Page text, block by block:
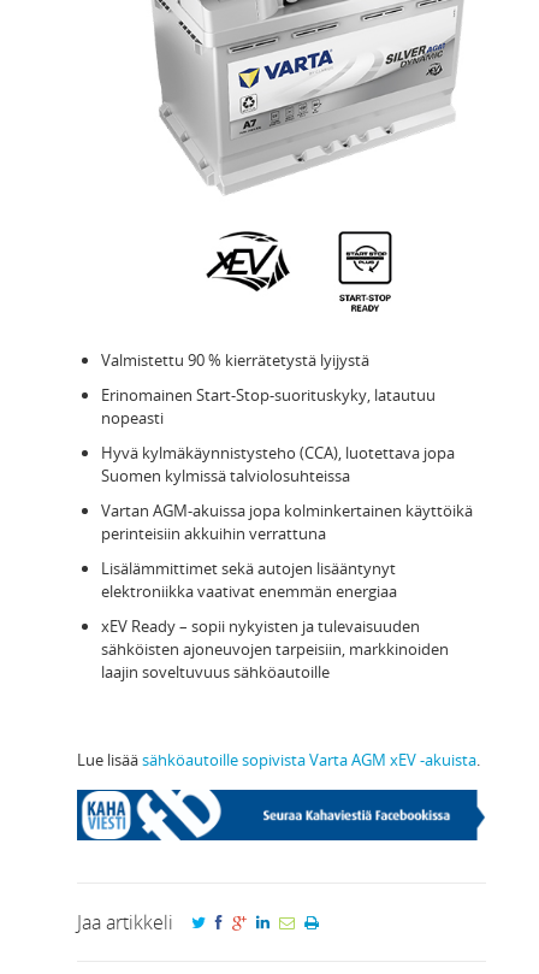
Valmistettu 90 % kierrätetystä lyijystä
Erinomainen Start-Stop-suorituskyky, latautuu
nopeasti
Hyvä kylmäkäynnistysteho (CCA), luotettava jopa
Suomen kylmissä talviolosuhteissa
Vartan AGM-akuissa jopa kolminkertainen käyttöikä
perinteisiin akkuihin verrattuna
Lisälämmittimet sekä autojen lisääntynyt
elektroniikka vaativat enemmän energiaa
xEV Ready – sopii nykyisten ja tulevaisuuden
sähköisten ajoneuvojen tarpeisiin, markkinoiden
laajin soveltuvuus sähköautoille
Lue lisääsähköautoille sopivista Varta AGM xEV -akuista.
Jaa artikkeli